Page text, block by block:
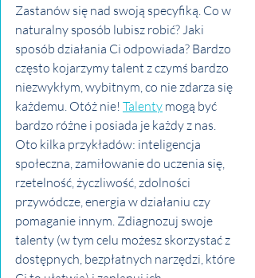
Zastanów się nad swoją specyfiką. Co w
naturalny sposób lubisz robić? Jaki
sposób działania Ci odpowiada? Bardzo
często kojarzymy talent z czymś bardzo
niezwykłym, wybitnym, co nie zdarza się
każdemu. Otóż nie! Talenty mogą być
bardzo różne i posiada je każdy z nas.
Oto kilka przykładów: inteligencja
społeczna, zamiłowanie do uczenia się,
rzetelność, życzliwość, zdolności
przywódcze, energia w działaniu czy
pomaganie innym. Zdiagnozuj swoje
talenty (w tym celu możesz skorzystać z
dostępnych, bezpłatnych narzędzi, które